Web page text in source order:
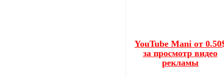
YouTube Mani от
за просмотр видео
рекламы